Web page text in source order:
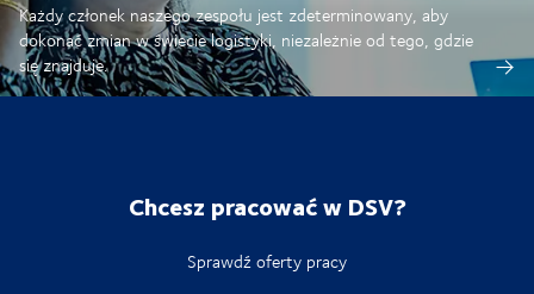
Każdy członek naszego zespołu jest zdeterminowany, aby
dokonać zmian w świecie logistyki, niezależnie od tego, gdzie
się znajduje.
Chcesz pracować w DSV?
Sprawdź oferty pracy